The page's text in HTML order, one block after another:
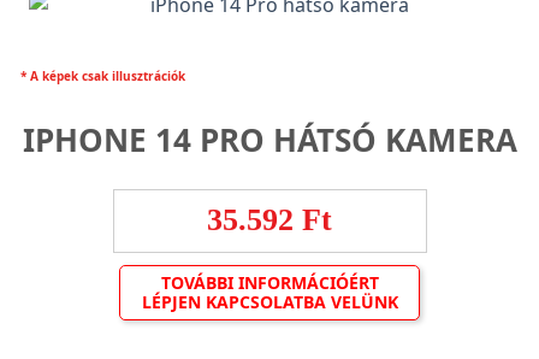
* A képek csak illusztrációk
IPHONE 14 PRO HÁTSÓ KAMERA
35.592 Ft
TOVÁBBI INFORMÁCIÓÉRT
LÉPJEN KAPCSOLATBA VELÜNK